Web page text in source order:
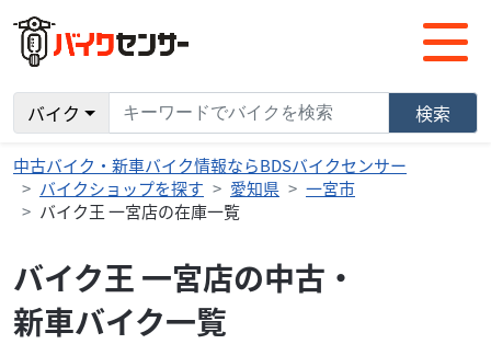
バイク 検索
中古バイク・新車バイク情報ならBDSバイクセンサー
バイクショップを探す
愛知県
一宮市
バイク王 一宮店の在庫一覧
バイク王 一宮店の中古・
新車バイク一覧